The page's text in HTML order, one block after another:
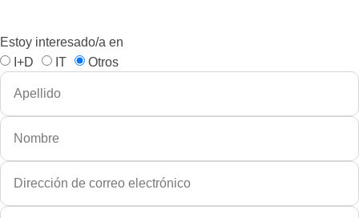
Estoy interesado/a en
I+D
IT Otros